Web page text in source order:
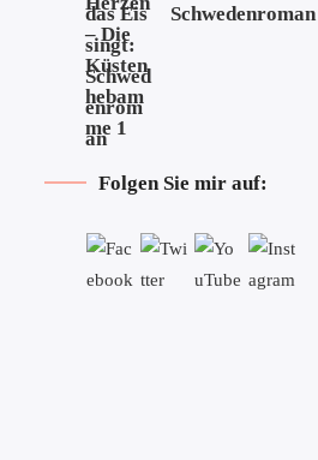
Schwedenroman
Folgen Sie mir auf: